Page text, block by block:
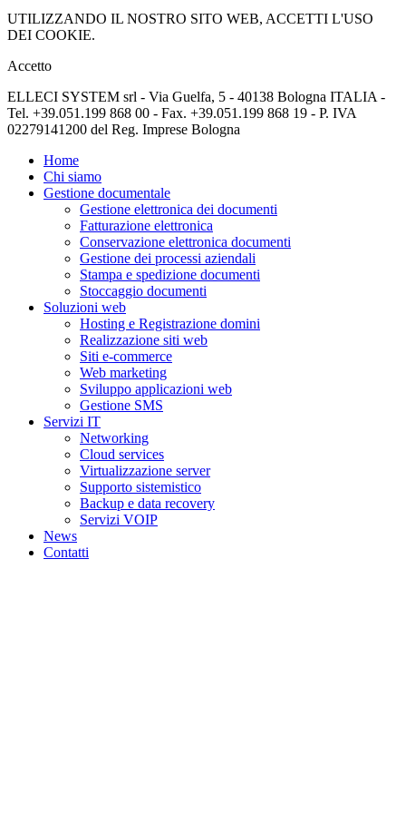
UTILIZZANDO IL NOSTRO SITO WEB, ACCETTI L'USO
DEI COOKIE.
Accetto
ELLECI SYSTEM srl - Via Guelfa, 5 - 40138 Bologna ITALIA -
Tel. +39.051.199 868 00 - Fax. +39.051.199 868 19 - P. IVA
02279141200 del Reg. Imprese Bologna
Home
Chi siamo
Gestione documentale
Gestione elettronica dei documenti
Fatturazione elettronica
Conservazione elettronica documenti
Gestione dei processi aziendali
Stampa e spedizione documenti
Stoccaggio documenti
Soluzioni web
Hosting e Registrazione domini
Realizzazione siti web
Siti e-commerce
Web marketing
Sviluppo applicazioni web
Gestione SMS
Servizi IT
Networking
Cloud services
Virtualizzazione server
Supporto sistemistico
Backup e data recovery
Servizi VOIP
News
Contatti